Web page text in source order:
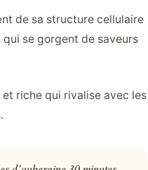
de sa structure cellulaire
se gorgent de saveurs
riche qui rivalise avec les